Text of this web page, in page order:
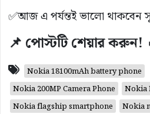
✅আজ এ পর্যন্তই ভালো থাকবেন
📌 পোস্টটি শেয়ার করুন!
Nokia 18100mAh battery phone
Nokia 200MP Camera Phone
Nokia
Nokia flagship smartphone
Nokia